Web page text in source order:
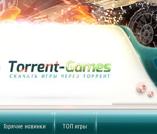
Горячие новинки ТОП игры